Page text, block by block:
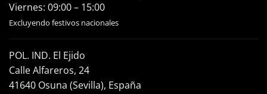
Viernes: 09:00 – 15:00
Excluyendo festivos nacionales
POL. IND. El Ejido
Calle Alfareros, 24
41640 Osuna (Sevilla), España